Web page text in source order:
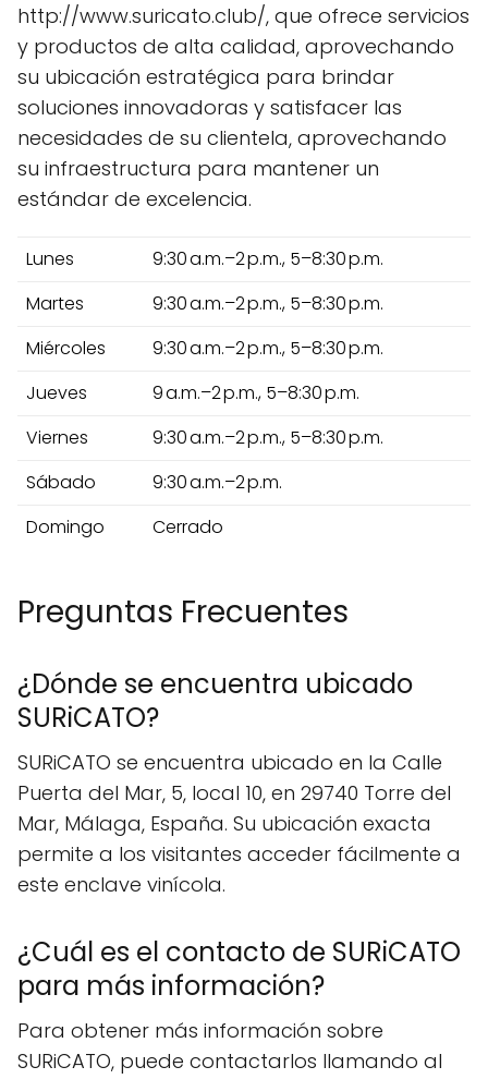
http://www.suricato.club/, que ofrece servicios
y productos de alta calidad, aprovechando
su ubicación estratégica para brindar
soluciones innovadoras y satisfacer las
necesidades de su clientela, aprovechando
su infraestructura para mantener un
estándar de excelencia.
Lunes
9:30 a.m.–2 p.m., 5–8:30 p.m.
Martes
9:30 a.m.–2 p.m., 5–8:30 p.m.
Miércoles
9:30 a.m.–2 p.m., 5–8:30 p.m.
Jueves
9 a.m.–2 p.m., 5–8:30 p.m.
Viernes
9:30 a.m.–2 p.m., 5–8:30 p.m.
Sábado
9:30 a.m.–2 p.m.
Domingo
Cerrado
Preguntas Frecuentes
¿Dónde se encuentra ubicado
SURiCATO?
SURiCATO se encuentra ubicado en la Calle
Puerta del Mar, 5, local 10, en 29740 Torre del
Mar, Málaga, España. Su ubicación exacta
permite a los visitantes acceder fácilmente a
este enclave vinícola.
¿Cuál es el contacto de SURiCATO
para más información?
Para obtener más información sobre
SURiCATO, puede contactarlos llamando al